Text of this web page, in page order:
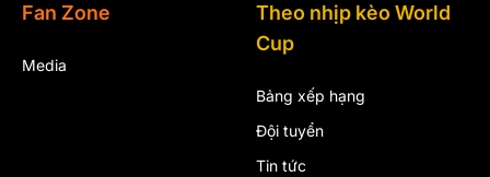
Fan Zone
Media
Theo nhịp kèo World
Cup
Bảng xếp hạng
Đội tuyển
Tin tức